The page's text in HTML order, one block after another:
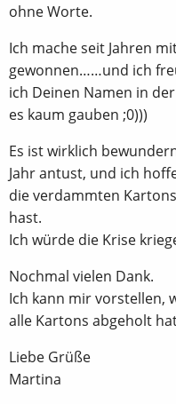
ohne Worte.
Ich mache seit Jahren
gewonnen……und ich
ich Deinen Namen in
es kaum gauben ;0)))
Es ist wirklich
Jahr antust, und ich
die verdammten
hast.
Ich würde die Krise
Nochmal vielen Dank.
Ich kann mir vorstellen,
alle Kartons abgeholt
Liebe Grüße
Martina